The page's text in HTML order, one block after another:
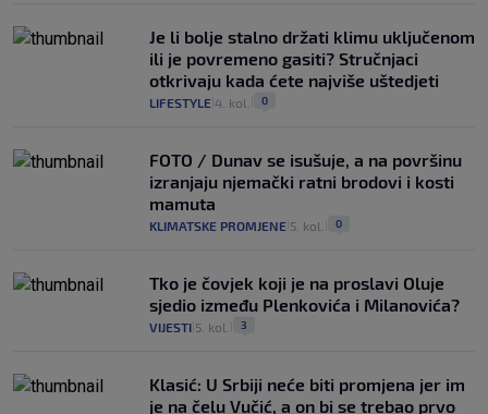
Je li bolje stalno držati klimu uključenom
ili je povremeno gasiti? Stručnjaci
otkrivaju kada ćete najviše uštedjeti
LIFESTYLE 4. kol. 0
FOTO / Dunav se isušuje, a na površinu
izranjaju njemački ratni brodovi i kosti
mamuta
KLIMATSKE PROMJENE 5. kol. 0
Tko je čovjek koji je na proslavi Oluje
sjedio između Plenkovića i Milanovića?
VIJESTI 5. kol. 3
Klasić: U Srbiji neće biti promjena jer im
je na čelu Vučić, a on bi se trebao prvo